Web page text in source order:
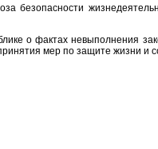
безопасности
о фактах невыполнения
мер по защите жизни и